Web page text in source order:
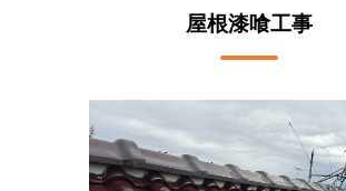
屋根漆喰工事